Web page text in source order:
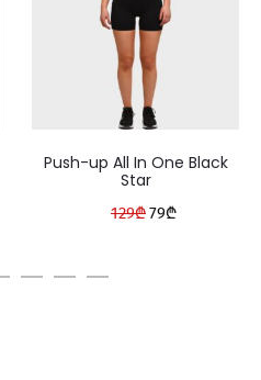
Push-up All In One Black
Star
129₾Original
79₾